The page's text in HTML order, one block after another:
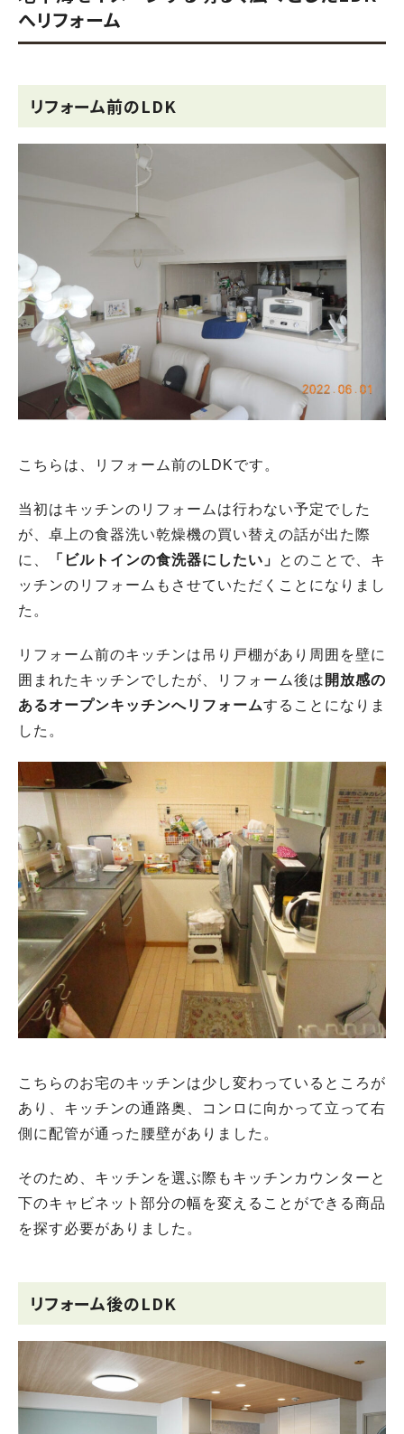
へリフォーム
リフォーム前のLDK
こちらは、リフォーム前のLDKです。
当初はキッチンのリフォームは行わない予定でした
が、卓上の食器洗い乾燥機の買い替えの話が出た際
に、
「ビルトインの食洗器にしたい」
とのことで、キ
ッチンのリフォームもさせていただくことになりまし
た。
リフォーム前のキッチンは吊り戸棚があり周囲を壁に
囲まれたキッチンでしたが、リフォーム後は 開放感の
あるオープンキッチンへリフォームすることになりま
した。
こちらのお宅のキッチンは少し変わっているところが
あり、キッチンの通路奥、コンロに向かって立って右
側に配管が通った腰壁がありました。
そのため、キッチンを選ぶ際もキッチンカウンターと
下のキャビネット部分の幅を変えることができる商品
を探す必要がありました。
リフォーム後のLDK